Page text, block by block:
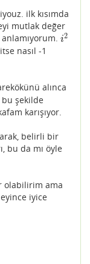
ilk kısımda
mutlak değer
anlamıyorum.i2
i2
nasıl -1
alınca
bu şekilde
karışıyor.
belirli bir
bu da mı öyle
olabilirim ama
iyice